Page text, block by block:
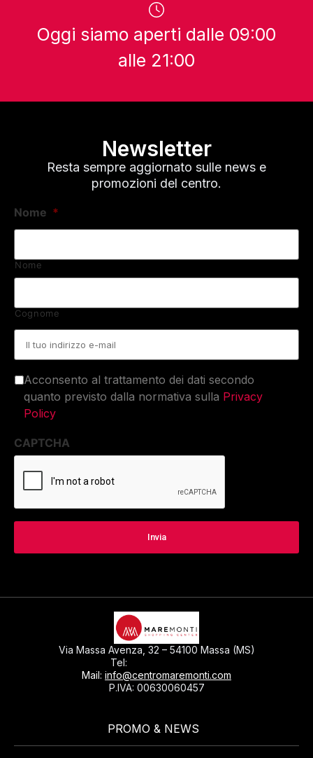
Oggi siamo aperti dalle 09:00
alle 21:00
Newsletter
Resta sempre aggiornato sulle news e
promozioni del centro.
Nome *
Nome
Cognome
Acconsento al trattamento dei dati secondo
quanto previsto dalla normativa sulla Privacy
Policy
CAPTCHA
Via Massa Avenza, 32 – 54100 Massa (MS)
Tel:
Mail: info@centromaremonti.com
P.IVA: 00630060457
PROMO & NEWS